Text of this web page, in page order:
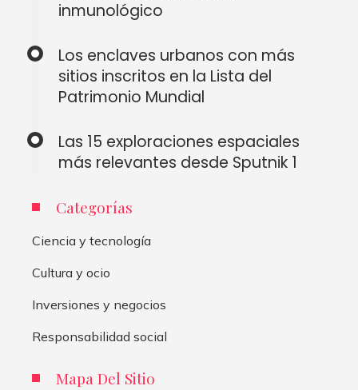
inmunológico
Los enclaves urbanos con más
sitios inscritos en la Lista del
Patrimonio Mundial
Las 15 exploraciones espaciales
más relevantes desde Sputnik 1
Categorías
Ciencia y tecnología
Cultura y ocio
Inversiones y negocios
Responsabilidad social
Mapa Del Sitio